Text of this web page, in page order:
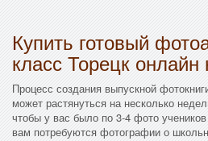
Купить готовый
класс Торецк онлайн
Процесс создания выпускной
может растянуться на несколько
чтобы у вас было по 3-4 фото
вам потребуются фотографии о